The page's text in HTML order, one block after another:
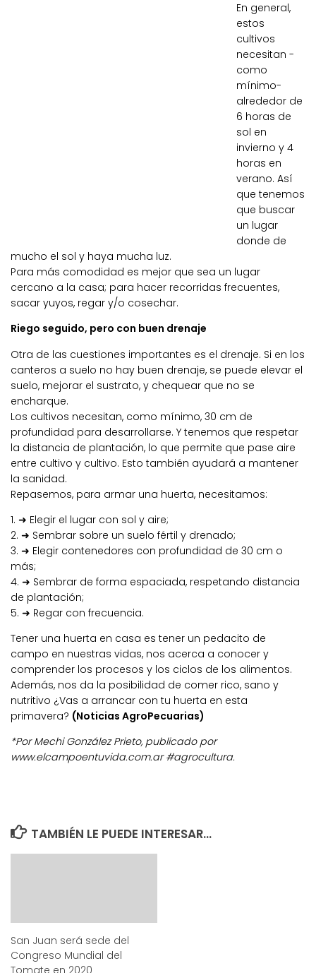
En general,
estos
cultivos
necesitan -
como
mínimo-
alrededor de
6 horas de
sol en
invierno y 4
horas en
verano. Así
que tenemos
que buscar
un lugar
donde de
mucho el sol y haya mucha luz.
Para más comodidad es mejor que sea un lugar
cercano a la casa; para hacer recorridas frecuentes,
sacar yuyos, regar y/o cosechar.
Riego seguido, pero con buen drenaje
Otra de las cuestiones importantes es el drenaje. Si en los
canteros a suelo no hay buen drenaje, se puede elevar el
suelo, mejorar el sustrato, y chequear que no se
encharque.
Los cultivos necesitan, como mínimo, 30 cm de
profundidad para desarrollarse. Y tenemos que respetar
la distancia de plantación, lo que permite que pase aire
entre cultivo y cultivo. Esto también ayudará a mantener
la sanidad.
Repasemos, para armar una huerta, necesitamos:
1. ➜ Elegir el lugar con sol y aire;
2. ➜ Sembrar sobre un suelo fértil y drenado;
3. ➜ Elegir contenedores con profundidad de 30 cm o
más;
4. ➜ Sembrar de forma espaciada, respetando distancia
de plantación;
5. ➜ Regar con frecuencia.
Tener una huerta en casa es tener un pedacito de
campo en nuestras vidas, nos acerca a conocer y
comprender los procesos y los ciclos de los alimentos.
Además, nos da la posibilidad de comer rico, sano y
nutritivo ¿Vas a arrancar con tu huerta en esta
primavera? (Noticias AgroPecuarias)
*Por Mechi González Prieto, publicado por
www.elcampoentuvida.com.ar #agrocultura.
TAMBIÉN LE PUEDE INTERESAR...
San Juan será sede del
Congreso Mundial del
Tomate en 2020